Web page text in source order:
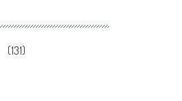
(131)